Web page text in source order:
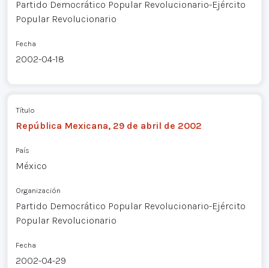
Partido Democrático Popular Revolucionario-Ejército
Popular Revolucionario
Fecha
2002-04-18
Título
República Mexicana, 29 de abril de 2002
País
México
Organización
Partido Democrático Popular Revolucionario-Ejército
Popular Revolucionario
Fecha
2002-04-29